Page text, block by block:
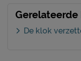
Gerelateerde
De klok